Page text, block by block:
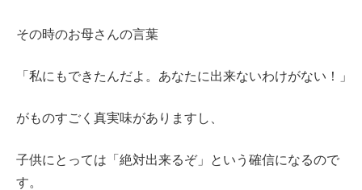
その時のお母さんの言葉
「私にもできたんだよ。あなたに出来ないわけがない！」
がものすごく真実味がありますし、
子供にとっては「絶対出来るぞ」という確信になるので
す。